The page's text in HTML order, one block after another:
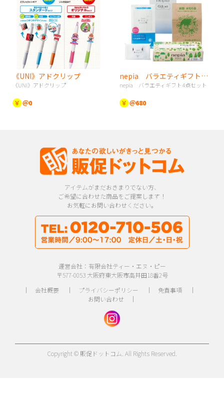
《UNI》アドクリップ
《UNI》アドクリップ
￥ ＠0
nepia バラエティギフト4点セット
nepia バラエティギフト4点セット
￥ ＠680
アイテムがまだおきまりでない方、
ご希望に合わせた商品をご提案します！
お気軽にお問い合わせください。
運営会社：有限会社ティー・エヌ・ピー
〒577-0053 大阪府東大阪市高井田18番2号
｜ 会社概要｜ プライバシーポリシー ｜ 免責事項｜
お問い合わせ ｜
Copyright © 販促ドットコム. All Rights Reserved.